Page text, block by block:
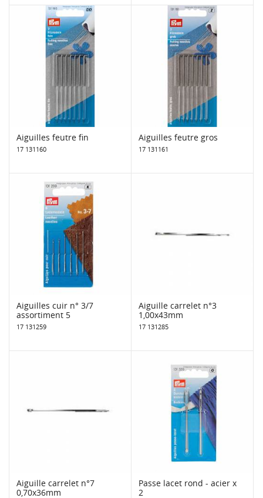
Aiguilles feutre fin
17 131160
Aiguilles feutre gros
17 131161
Aiguilles cuir n° 3/7
assortiment 5
17 131259
Aiguille carrelet n°3
1,00x43mm
17 131285
Aiguille carrelet n°7
0,70x36mm
Passe lacet rond - acier x
2